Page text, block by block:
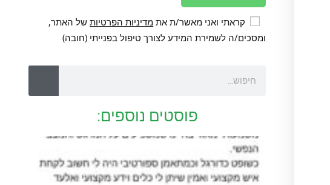
קראתי ואני מאשר/ת את מדיניות הפרטיותשל האתר,
ומסכים/ה לשמירת המידע לצורך טיפול בפנייתי (חובה)
פוסטים נוספים: